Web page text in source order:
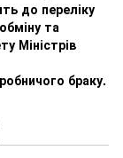
до переліку
та
Міністрів
браку.